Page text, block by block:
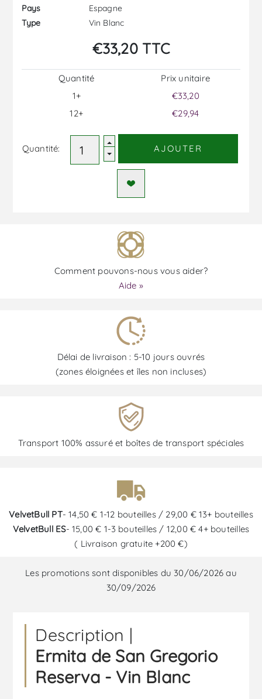
Pays
Espagne
Type
Vin Blanc
€33,20 TTC
Quantité
1+
12+
Prix ​​unitaire
€33,20
€29,94
Quantité: AJOUTER
Comment pouvons-nous vous aider?
Aide »
Délai de livraison : 5-10 jours ouvrés
(zones éloignées et îles non incluses)
Transport 100% assuré et boîtes de transport spéciales
VelvetBull PT- 14,50 € 1-12 bouteilles / 29,00 € 13+ bouteilles
VelvetBull ES- 15,00 € 1-3 bouteilles / 12,00 € 4+ bouteilles
( Livraison gratuite +200 €)
Les promotions sont disponibles du 30/06/2026 au
30/09/2026
Description |
Ermita de San Gregorio
Reserva - Vin Blanc